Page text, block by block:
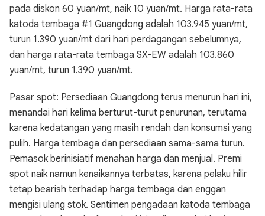
pada diskon 60 yuan/mt, naik 10 yuan/mt. Harga rata-rata
katoda tembaga #1 Guangdong adalah 103.945 yuan/mt,
turun 1.390 yuan/mt dari hari perdagangan sebelumnya,
dan harga rata-rata tembaga SX-EW adalah 103.860
yuan/mt, turun 1.390 yuan/mt.
Pasar spot: Persediaan Guangdong terus menurun hari ini,
menandai hari kelima berturut-turut penurunan, terutama
karena kedatangan yang masih rendah dan konsumsi yang
pulih. Harga tembaga dan persediaan sama-sama turun.
Pemasok berinisiatif menahan harga dan menjual. Premi
spot naik namun kenaikannya terbatas, karena pelaku hilir
tetap bearish terhadap harga tembaga dan enggan
mengisi ulang stok. Sentimen pengadaan katoda tembaga